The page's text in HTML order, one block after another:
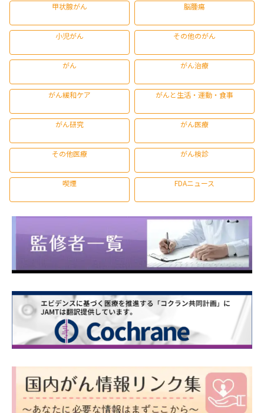
甲状腺がん 脳腫瘍
小児がん その他のがん
がん がん治療
がん緩和ケア がんと生活・運動・食事
がん研究 がん医療
その他医療 がん検診
喫煙 FDAニュース